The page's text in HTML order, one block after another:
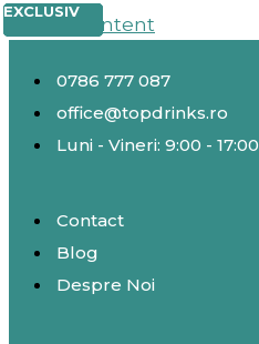
Skip to content
0786 777 087
office@topdrinks.ro
Luni - Vineri: 9:00 - 17:00
Contact
Blog
Despre Noi
EXCLUSIV
EXCLUSIV
EXCLUSIV
EXCLUSIV
EXCLUSIV
EXCLUSIV